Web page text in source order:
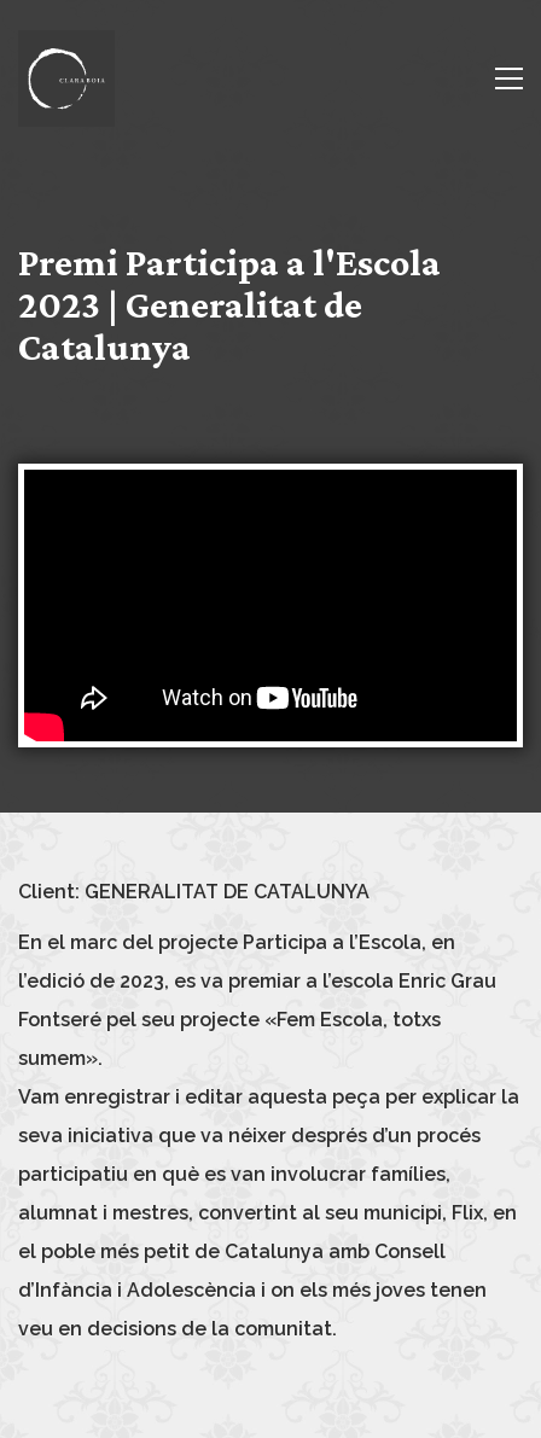
Premi Participa a l'Escola
2023 | Generalitat de
Catalunya
Client: GENERALITAT DE CATALUNYA
En el marc del projecte Participa a l’Escola, en
l’edició de 2023, es va premiar a l’escola Enric Grau
Fontseré pel seu projecte «Fem Escola, totxs
sumem».
Vam enregistrar i editar aquesta peça per explicar la
seva iniciativa que va néixer després d’un procés
participatiu en què es van involucrar famílies,
alumnat i mestres, convertint al seu municipi, Flix, en
el poble més petit de Catalunya amb Consell
d’Infància i Adolescència i on els més joves tenen
veu en decisions de la comunitat.